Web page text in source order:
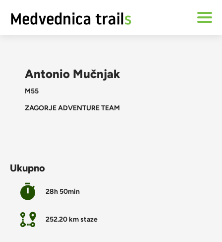
Antonio Mučnjak
M55
ZAGORJE ADVENTURE TEAM
Ukupno
28h 50min
252.20 km staze